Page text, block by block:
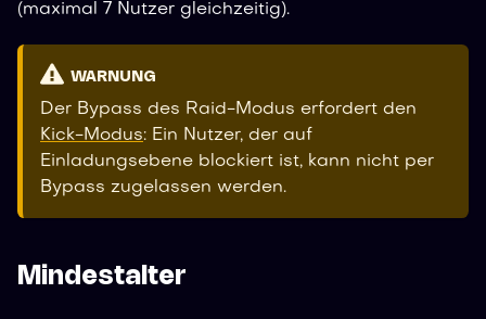
(maximal 7 Nutzer gleichzeitig).
WARNUNG
Der Bypass des Raid-Modus erfordert den
Kick-Modus: Ein Nutzer, der auf
Einladungsebene blockiert ist, kann nicht per
Bypass zugelassen werden.
Mindestalter